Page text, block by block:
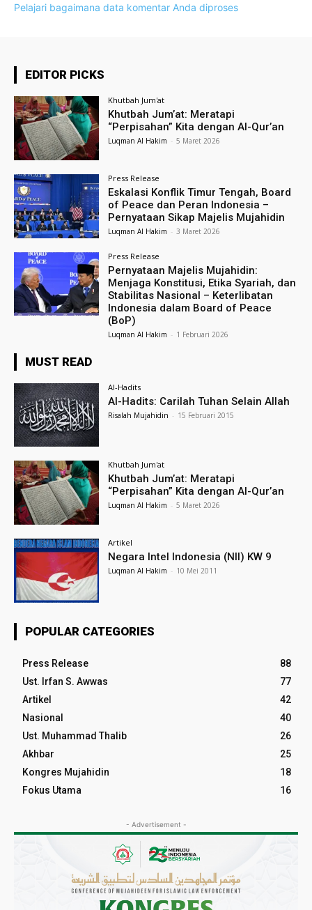
Pelajari bagaimana data komentar Anda diproses
EDITOR PICKS
Khutbah Jum'at
Khutbah Jum’at: Meratapi
“Perpisahan” Kita dengan Al-Qur’an
Luqman Al Hakim - 5 Maret 2026
Press Release
Eskalasi Konflik Timur Tengah, Board
of Peace dan Peran Indonesia –
Pernyataan Sikap Majelis Mujahidin
Luqman Al Hakim - 3 Maret 2026
Press Release
Pernyataan Majelis Mujahidin:
Menjaga Konstitusi, Etika Syariah, dan
Stabilitas Nasional – Keterlibatan
Indonesia dalam Board of Peace
(BoP)
Luqman Al Hakim - 1 Februari 2026
MUST READ
Al-Hadits
Al-Hadits: Carilah Tuhan Selain Allah
Risalah Mujahidin - 15 Februari 2015
Khutbah Jum'at
Khutbah Jum’at: Meratapi
“Perpisahan” Kita dengan Al-Qur’an
Luqman Al Hakim - 5 Maret 2026
Artikel
Negara Intel Indonesia (NII) KW 9
Luqman Al Hakim - 10 Mei 2011
POPULAR CATEGORIES
Press Release
88
Ust. Irfan S. Awwas
77
Artikel
42
Nasional
40
Ust. Muhammad Thalib
26
Akhbar
25
Kongres Mujahidin
18
Fokus Utama
16
- Advertisement -